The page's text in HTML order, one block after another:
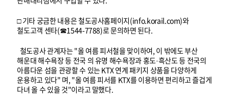
□ 기타 궁금한 내용은 철도공사홈페이지(info.korail.com)와
철도고객 센타(☎1544-7788)로 문의하면 된다.
철도공사 관계자는 "올 여름 피서철을 맞이하여, 이 밖에도 부산
해운대 해수욕장 등 전국 의 유명 해수욕장과 홍도·흑산도 등 전국의
아름다운 섬을 관광할 수 있는 KTX 연계 패키지 상품을 다양하게
운용하고 있다" 며, "올 여름 피서를 KTX를 이용하면 편리하고 즐겁게
다녀 올 수 있을 것"이라고 말했다.